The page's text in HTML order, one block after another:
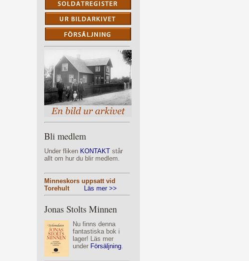
Bli medlem
Under fliken KONTAKT står
allt om hur du blir medlem.
Minneskors uppsatt vid
Torehult
Läs mer >>
Jonas Stolts Minnen
Nu finns denna
fantastiska bok i
lager! Läs mer
under Försäljning.